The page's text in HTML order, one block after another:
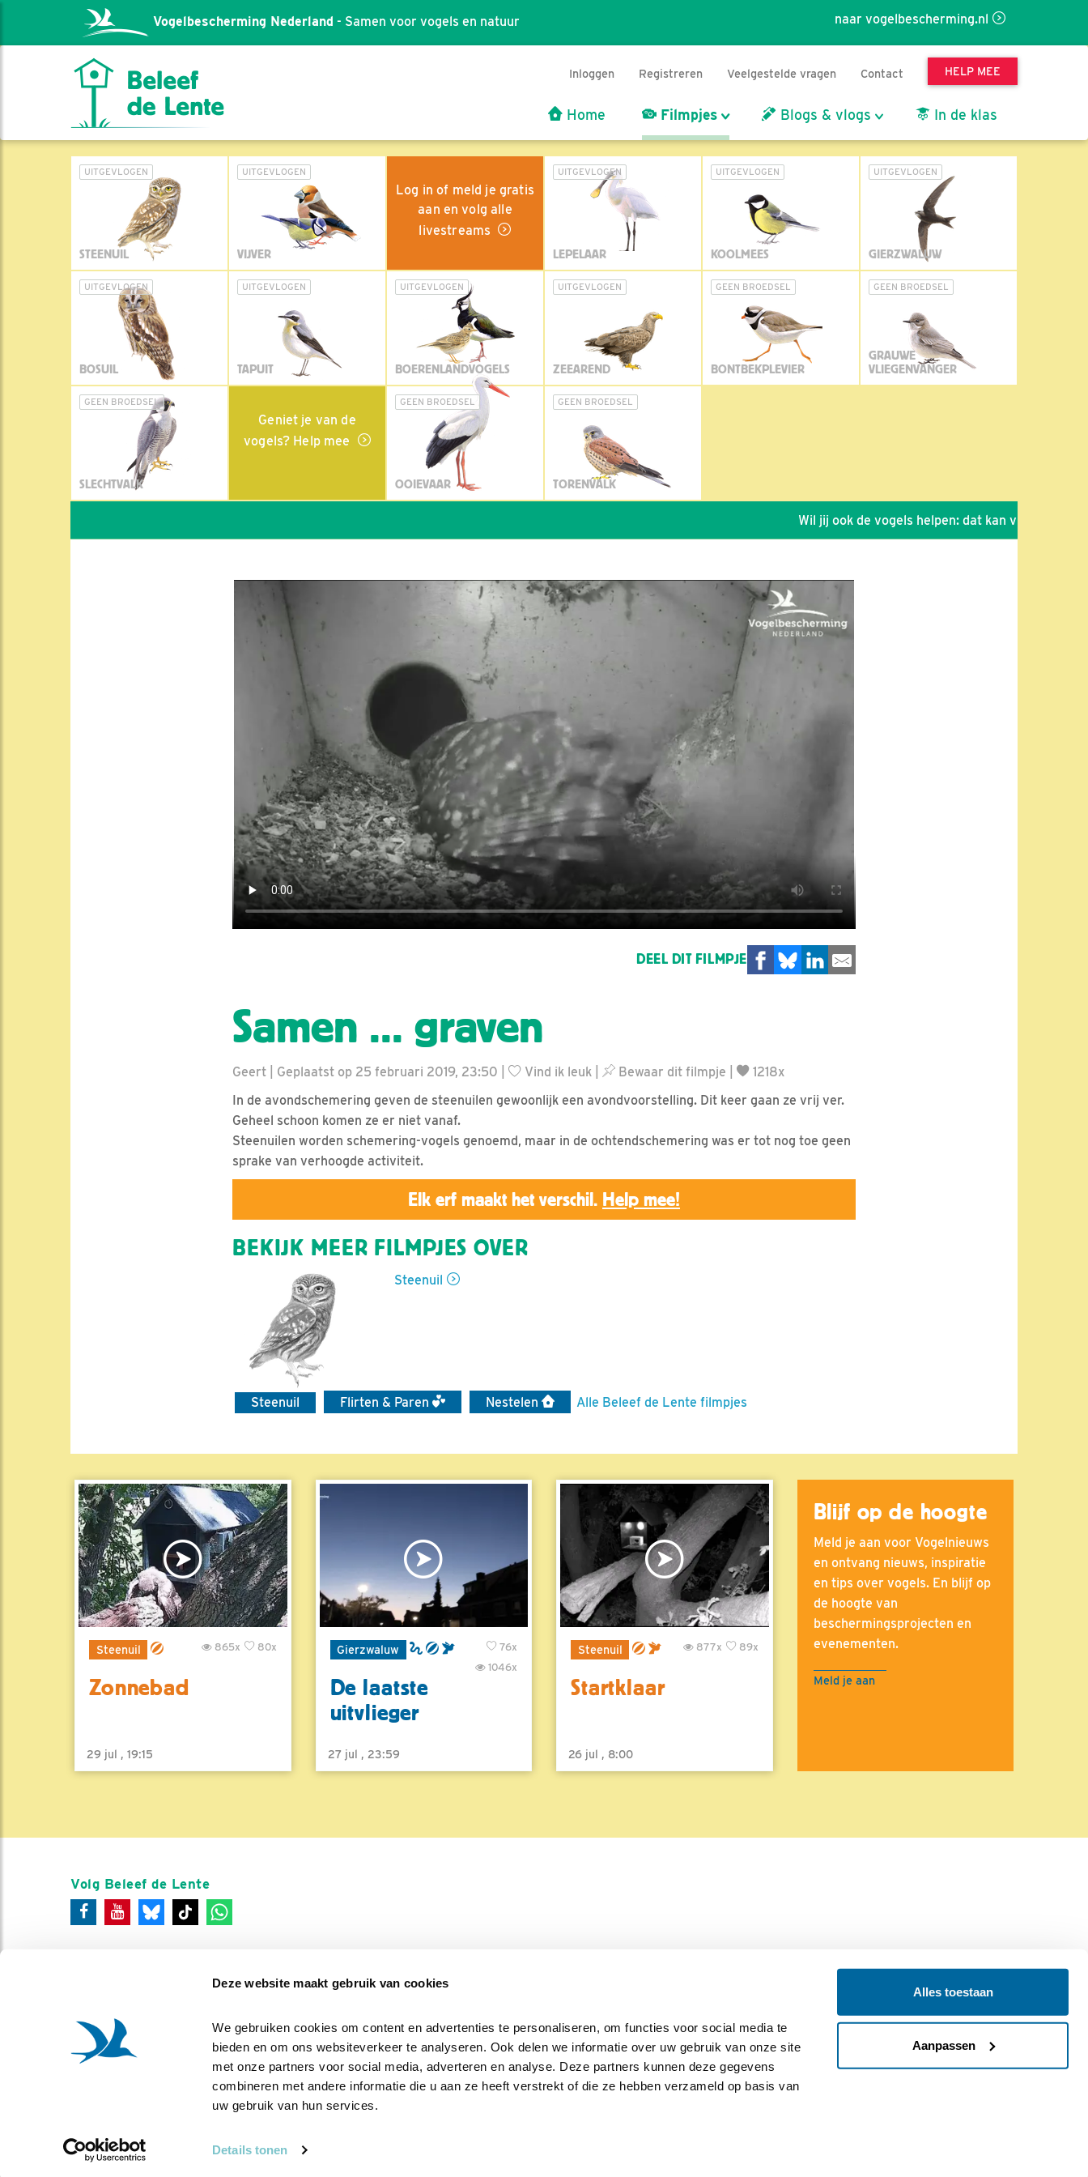
Deze website maakt gebruik van cookies
We gebruiken cookies om content en advertenties te personaliseren, om functies voor social media te
bieden en om ons websiteverkeer te analyseren. Ook delen we informatie over uw gebruik van onze site
met onze partners voor social media, adverteren en analyse. Deze partners kunnen deze gegevens
combineren met andere informatie die u aan ze heeft verstrekt of die ze hebben verzameld op basis van
uw gebruik van hun services.
Details tonen
Alles toestaan
Aanpassen
naar vogelbescherming.nl
Vogelbescherming Nederland - Samen voor vogels en natuur
Inloggen Registreren Veelgestelde vragen Contact HELP MEE
Home Filmpjes Blogs & vlogs In de klas
UITGEVLOGEN
STEENUIL
UITGEVLOGEN
VIJVER
Log in of meld je gratis
aan en volg alle
livestreams
UITGEVLOGEN
LEPELAAR
UITGEVLOGEN
KOOLMEES
UITGEVLOGEN
GIERZWALUW
UITGEVLOGEN
BOSUIL
UITGEVLOGEN
TAPUIT
UITGEVLOGEN
BOERENLANDVOGELS
UITGEVLOGEN
ZEEAREND
GEEN BROEDSEL
BONTBEKPLEVIER
GEEN BROEDSEL
GRAUWE
VLIEGENVANGER
GEEN BROEDSEL
SLECHTVALK
Geniet je van de
vogels? Help mee
GEEN BROEDSEL
OOIEVAAR
GEEN BROEDSEL
TORENVALK
Wil jij ook de vogels helpen: dat kan via de link!
DEEL DIT FILMPJE
Samen ... graven
Geert | Geplaatst op 25 februari 2019, 23:50 | Vind ik leuk Bewaar dit filmpje
1218x
In de avondschemering geven de steenuilen gewoonlijk een avondvoorstelling. Dit keer gaan ze vrij ver.
Geheel schoon komen ze er niet vanaf.
Steenuilen worden schemering-vogels genoemd, maar in de ochtendschemering was er tot nog toe geen
sprake van verhoogde activiteit.
Elk erf maakt het verschil. Help mee!
BEKIJK MEER FILMPJES OVER
Steenuil
Steenuil Flirten & Paren Nestelen Alle Beleef de Lente filmpjes
Steenuil 80x
865x
Zonnebad
29 jul , 19:15
Gierzwaluw
76x
1046x
De laatste
uitvlieger
27 jul , 23:59
Steenuil 89x
877x
Startklaar
26 jul , 8:00
Blijf op de hoogte
Meld je aan voor Vogelnieuws
en ontvang nieuws, inspiratie
en tips over vogels. En blijf op
de hoogte van
beschermingsprojecten en
evenementen.
Meld je aan
Volg Beleef de Lente
Colofon